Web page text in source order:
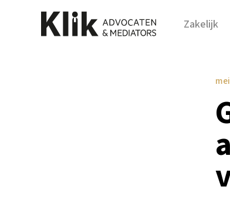
Zakelijk